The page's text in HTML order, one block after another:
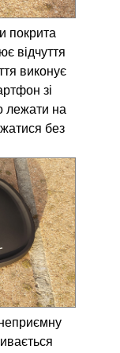
покрита
відчуття
виконує
зі
лежати на
без